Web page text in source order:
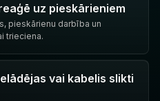
uz pieskārieniem
pieskārienu darbība un
trieciena.
vai kabelis slikti